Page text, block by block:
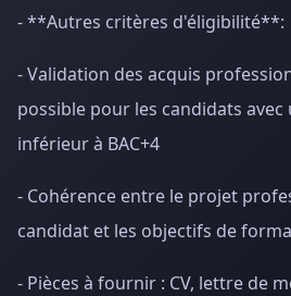
- **Autres critères d'éligibilité**:
- Validation des acquis
possible pour les candidats avec
inférieur à BAC+4
- Cohérence entre le projet
candidat et les objectifs de
- Pièces à fournir : CV, lettre de